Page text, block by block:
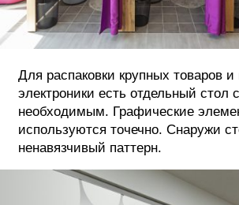
Для распаковки крупных товаров и
электроники есть отдельный стол
необходимым. Графические
используются точечно. Снаружи
ненавязчивый паттерн.